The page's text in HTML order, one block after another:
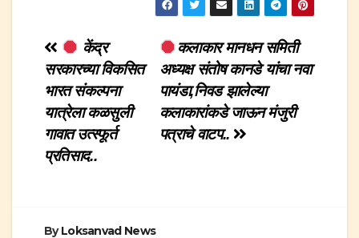
Post
navigation
कलाकार मानधन समिती
अध्यक्ष संतोष कानडे यांचा नवा
पायंडा,निवड झालेल्या
कलाकारांकडे जाऊन मंजुरी
पत्राचे वाटप..
केंद्र
सरकारच्या विकसित
भारत संकल्पना
यात्रेला कळसुली
गावात उत्स्फूर्त
प्रतिसाद..
ByLoksanvad News